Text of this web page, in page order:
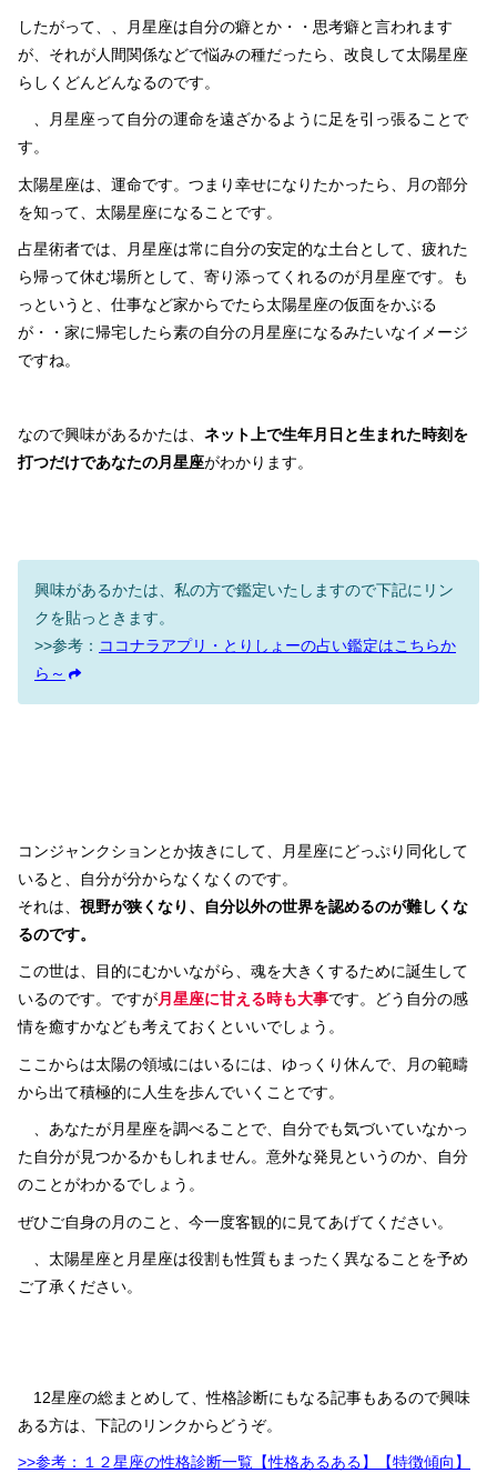
したがって、、月星座は自分の癖とか・・思考癖と言われます
が、それが人間関係などで悩みの種だったら、改良して太陽星座
らしくどんどんなるのです。
、月星座って自分の運命を遠ざかるように足を引っ張ることで
す。
太陽星座は、運命です。つまり幸せになりたかったら、月の部分
を知って、太陽星座になることです。
占星術者では、月星座は常に自分の安定的な土台として、疲れた
ら帰って休む場所として、寄り添ってくれるのが月星座です。も
っというと、仕事など家からでたら太陽星座の仮面をかぶる
が・・家に帰宅したら素の自分の月星座になるみたいなイメージ
ですね。
なので興味があるかたは、 ネット上で生年月日と生まれた時刻を
打つだけであなたの月星座がわかります。
興味があるかたは、私の方で鑑定いたしますので下記にリン
クを貼っときます。
>>参考： ココナラアプリ・とりしょーの占い鑑定はこちらか
ら～
コンジャンクションとか抜きにして、月星座にどっぷり同化して
いると、自分が分からなくなくのです。
それは、 視野が狭くなり、自分以外の世界を認めるのが難しくな
るのです。
この世は、目的にむかいながら、魂を大きくするために誕生して
いるのです。ですが月星座に甘える時も大事です。どう自分の感
情を癒すかなども考えておくといいでしょう。
ここからは太陽の領域にはいるには、ゆっくり休んで、月の範疇
から出て積極的に人生を歩んでいくことです。
、あなたが月星座を調べることで、自分でも気づいていなかっ
た自分が見つかるかもしれません。意外な発見というのか、自分
のことがわかるでしょう。
ぜひご自身の月のこと、今一度客観的に見てあげてください。
、太陽星座と月星座は役割も性質もまったく異なることを予め
ご了承ください。
12星座の総まとめして、性格診断にもなる記事もあるので興味
ある方は、下記のリンクからどうぞ。
>>参考：１２星座の性格診断一覧【性格あるある】【特徴傾向】